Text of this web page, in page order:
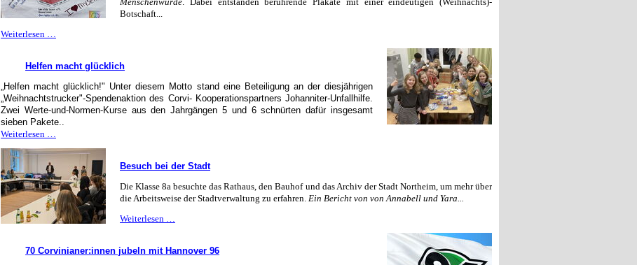
Botschaft...
Weiterlesen …
ist
NIE
ok!
Helfen macht glücklich
„Helfen macht glücklich!" Unter diesem Motto stand eine Beteiligung an der diesjährigen
„Weihnachtstrucker"-Spendenaktion des Corvi- Kooperationspartners Johanniter-Unfallhilfe.
Zwei Werte-und-Normen-Kurse aus den Jahrgängen 5 und 6 schnürten dafür insgesamt
sieben Pakete..
Weiterlesen …
glücklich
Besuch bei der Stadt
Die Klasse 8a besuchte das Rathaus, den Bauhof und das Archiv der Stadt Northeim, um mehr über
die Arbeitsweise der Stadtverwaltung zu erfahren. Ein Bericht von von Annabell und Yara...
Weiterlesen …
Stadt
70 Corvinianer:innen jubeln mit Hannover 96